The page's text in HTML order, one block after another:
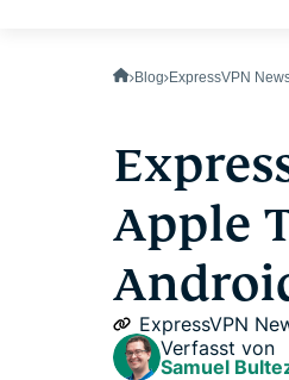
Blog ExpressVPN
Apple
ExpressVPN
Verfasst von
Samuel